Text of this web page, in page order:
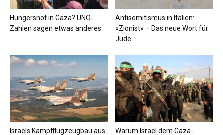
Hungersnot in Gaza? UNO-
Zahlen sagen etwas anderes
Antisemitismus in Italien:
«Zionist» – Das neue Wort für
Jude
Israels Kampfflugzeugbau aus
Warum Israel dem Gaza-